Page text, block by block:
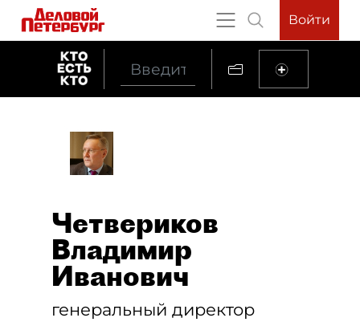
Войти
Четвериков
Владимир
Иванович
генеральный директор